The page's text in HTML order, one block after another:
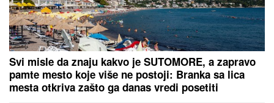
Nastavlja se drama kod Trebinja: Spasioci se sada
suočavaju sa eksplozijama nagaznih mina!